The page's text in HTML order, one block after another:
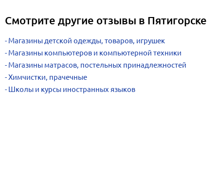
Смотрите другие отзывы в Пятигорске
Магазины детской одежды, товаров, игрушек
Магазины компьютеров и компьютерной техники
Магазины матрасов, постельных принадлежностей
Химчистки, прачечные
Школы и курсы иностранных языков